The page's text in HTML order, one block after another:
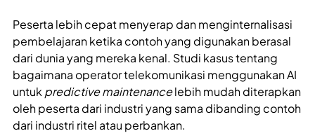
Peserta lebih cepat menyerap dan menginternalisasi
pembelajaran ketika contoh yang digunakan berasal
dari dunia yang mereka kenal. Studi kasus tentang
bagaimana operator telekomunikasi menggunakan AI
untukpredictive maintenancelebih mudah diterapkan
oleh peserta dari industri yang sama dibanding contoh
dari industri ritel atau perbankan.